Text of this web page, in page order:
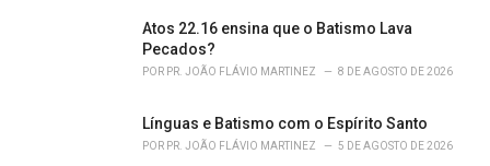
Atos 22.16 ensina que o Batismo Lava
Pecados?
POR PR. JOÃO FLÁVIO MARTINEZ 8 DE AGOSTO DE 2026
Línguas e Batismo com o Espírito Santo
POR PR. JOÃO FLÁVIO MARTINEZ 5 DE AGOSTO DE 2026